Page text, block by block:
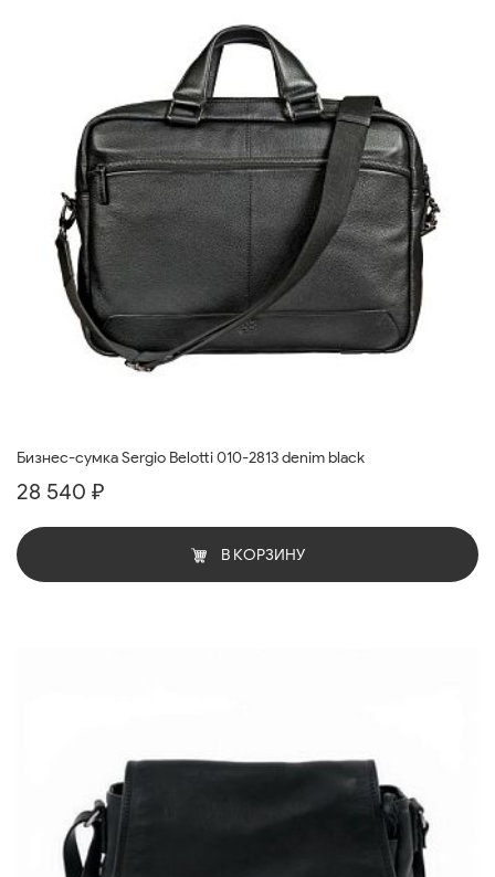
Бизнес-сумка Sergio Belotti 010-2813 denim black
28 540 ₽
В КОРЗИНУ